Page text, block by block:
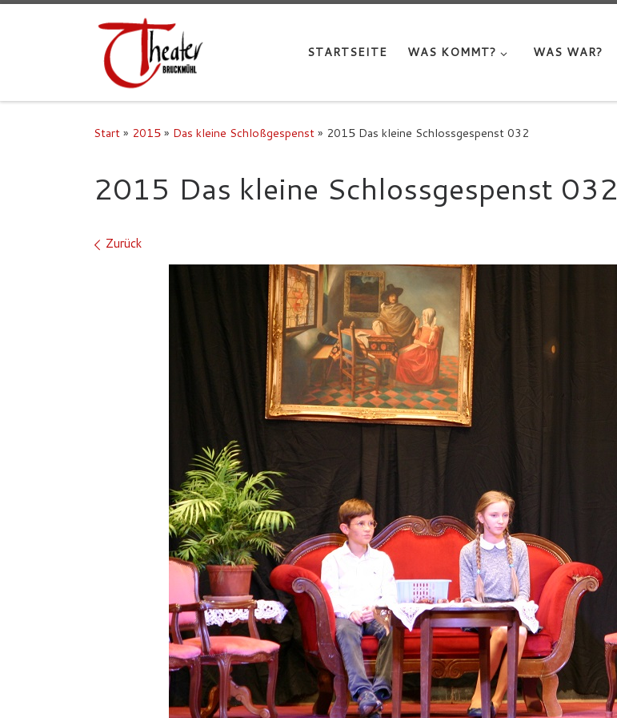
STARTSEITE WAS KOMMT? WAS WAR?
Start» 2015» Das kleine Schloßgespenst» 2015 Das kleine Schlossgespenst 032
2015 Das kleine Schlossgespenst 032
Bilder Navigation
Zurück